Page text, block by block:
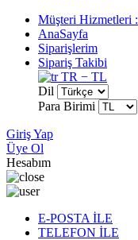
Müşteri Hizmetleri :
AnaSayfa
Siparişlerim
Sipariş Takibi
TR − TL
Dil
Para Birimi
Giriş Yap
Üye Ol
Hesabım
E-POSTA İLE
TELEFON İLE